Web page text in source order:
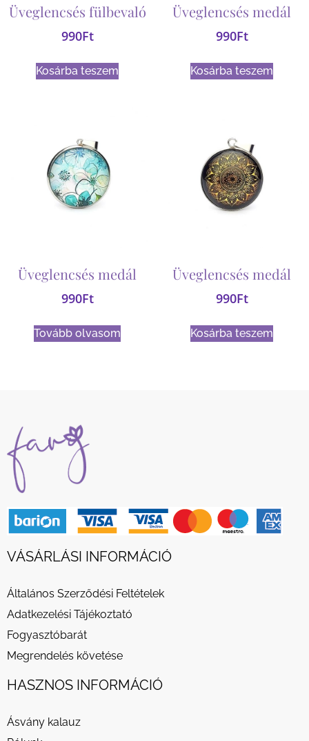
Üveglencsés fülbevaló
990Ft
Kosárba teszem
Üveglencsés medál
990Ft
Kosárba teszem
Üveglencsés medál
990Ft
Tovább olvasom
Üveglencsés medál
990Ft
Kosárba teszem
VÁSÁRLÁSI INFORMÁCIÓ
Általános Szerződési Feltételek
Adatkezelési Tájékoztató
Fogyasztóbarát
Megrendelés követése
HASZNOS INFORMÁCIÓ
Ásvány kalauz